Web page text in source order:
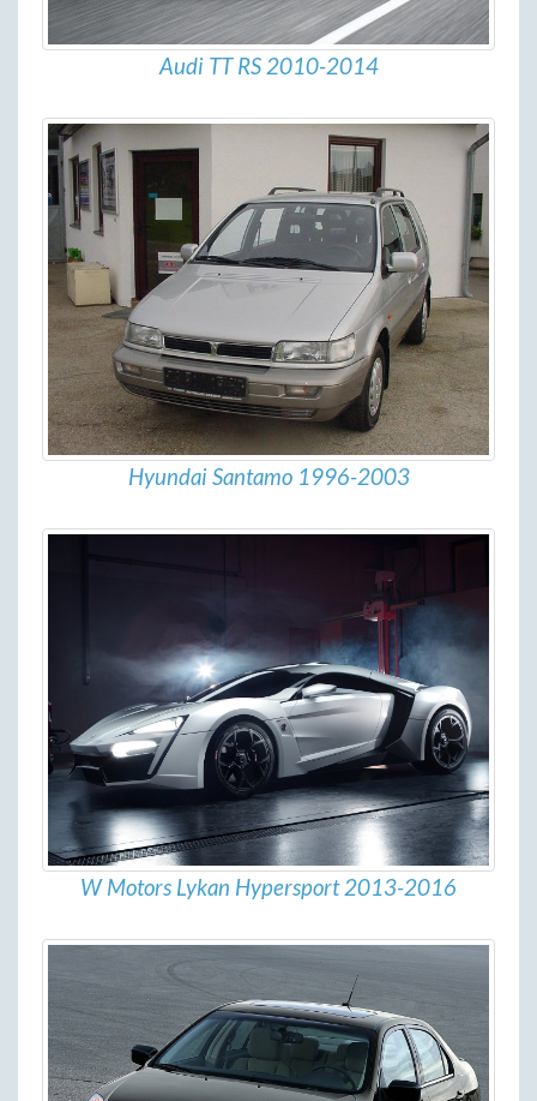
Audi TT RS 2010-2014
Hyundai Santamo 1996-2003
W Motors Lykan Hypersport 2013-2016